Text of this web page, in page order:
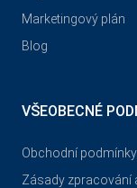
Marketingový plán
Blog
VŠEOBECNÉ
Obchodní podmínky
Zásady zpracování